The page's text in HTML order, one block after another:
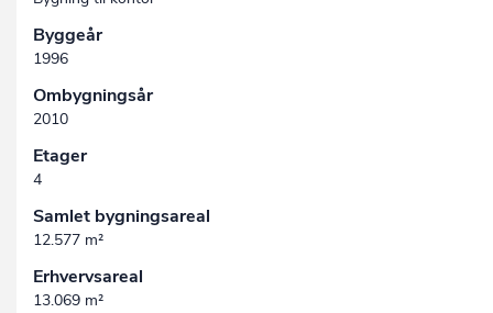
Byggeår
1996
Ombygningsår
2010
Etager
4
Samlet bygningsareal
12.577 m²
Erhvervsareal
13.069 m²